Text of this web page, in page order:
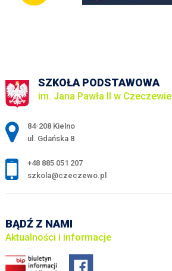
SZKOŁA PODSTAWOWA
im. Jana Pawła II w Czeczewie
Adres pocztowy:
84-208 Kielno
ul. Gdańska 8
+48 885 051 207
szkola@czeczewo.pl
BĄDŹ Z NAMI
Aktualności i informacje